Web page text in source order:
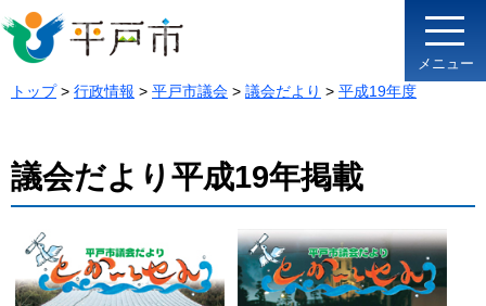
メニュー
トップ> 行政情報 > 平戸市議会 > 議会だより > 平成19年度
議会だより平成19年掲載